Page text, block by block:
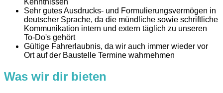
Kenntnissen
Sehr gutes Ausdrucks- und Formulierungsvermögen in
deutscher Sprache, da die mündliche sowie schriftliche
Kommunikation intern und extern täglich zu unseren
To-Do's gehört
Gültige Fahrerlaubnis, da wir auch immer wieder vor
Ort auf der Baustelle Termine wahrnehmen
Was wir dir bieten